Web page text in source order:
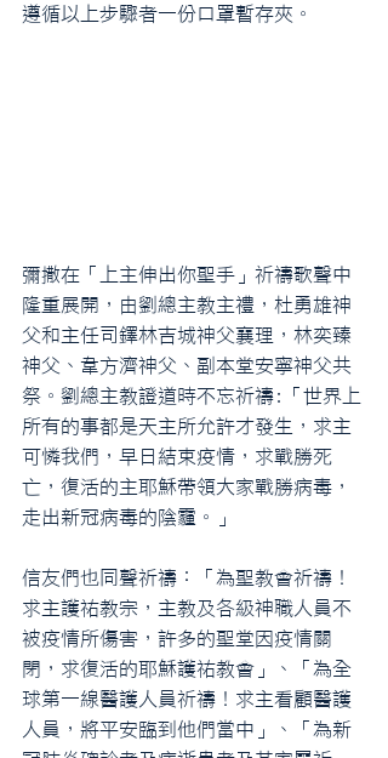
遵循以上步驟者一份口罩暫存夾。
彌撒在「上主伸出你聖手」祈禱歌聲中
隆重展開，由劉總主教主禮，杜勇雄神
父和主任司鐸林吉城神父襄理，林奕臻
神父、韋方濟神父、副本堂安寧神父共
祭。劉總主教證道時不忘祈禱:「世界上
所有的事都是天主所允許才發生，求主
可憐我們，早日結束疫情，求戰勝死
亡，復活的主耶穌帶領大家戰勝病毒，
走出新冠病毒的陰霾。」
信友們也同聲祈禱：「為聖教會祈禱！
求主護祐教宗，主教及各級神職人員不
被疫情所傷害，許多的聖堂因疫情關
閉，求復活的耶穌護祐教會」、「為全
球第一線醫護人員祈禱！求主看顧醫護
人員，將平安臨到他們當中」、「為新